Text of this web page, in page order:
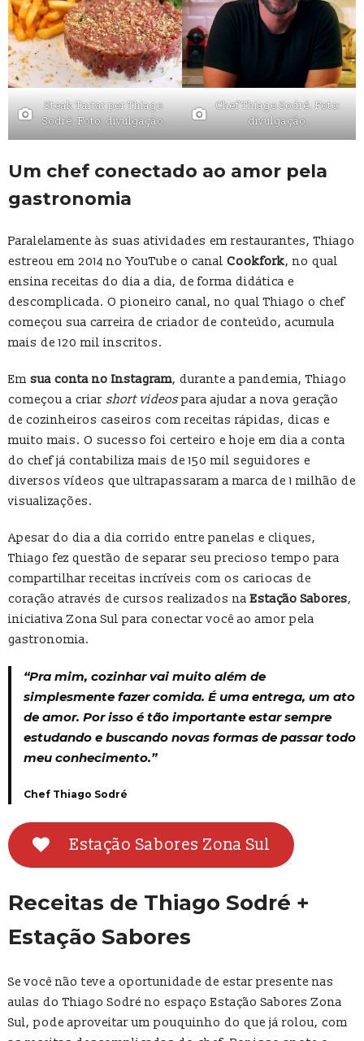
Steak Tartar por Thiago
Sodré. Foto: divulgação.
Chef Thiago Sodré. Foto:
divulgação.
Um chef conectado ao amor pela
gastronomia
Paralelamente às suas atividades em restaurantes, Thiago
estreou em 2014 no YouTube o canal Cookfork, no qual
ensina receitas do dia a dia, de forma didática e
descomplicada. O pioneiro canal, no qual Thiago o chef
começou sua carreira de criador de conteúdo, acumula
mais de 120 mil inscritos.
Em sua conta no Instagram, durante a pandemia, Thiago
começou a criar short videospara ajudar a nova geração
de cozinheiros caseiros com receitas rápidas, dicas e
muito mais. O sucesso foi certeiro e hoje em dia a conta
do chef já contabiliza mais de 150 mil seguidores e
diversos vídeos que ultrapassaram a marca de 1 milhão de
visualizações.
Apesar do dia a dia corrido entre panelas e cliques,
Thiago fez questão de separar seu precioso tempo para
compartilhar receitas incríveis com os cariocas de
coração através de cursos realizados naEstação Sabores,
iniciativa Zona Sul para conectar você ao amor pela
gastronomia.
“Pra mim, cozinhar vai muito além de
simplesmente fazer comida. É uma entrega, um ato
de amor. Por isso é tão importante estar sempre
estudando e buscando novas formas de passar todo
meu conhecimento.”
Chef Thiago Sodré
Estação Sabores Zona Sul
Receitas de Thiago Sodré +
Estação Sabores
Se você não teve a oportunidade de estar presente nas
aulas do Thiago Sodré no espaço Estação Sabores Zona
Sul, pode aproveitar um pouquinho do que já rolou, com